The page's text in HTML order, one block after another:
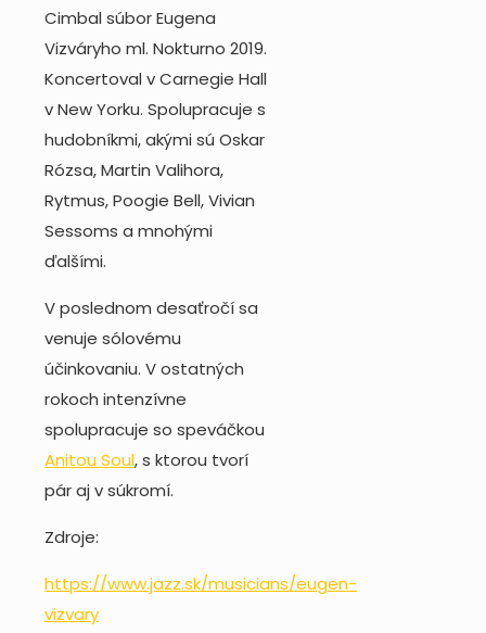
Cimbal súbor Eugena
Vizváryho ml. Nokturno 2019.
Koncertoval v Carnegie Hall
v New Yorku. Spolupracuje s
hudobníkmi, akými sú Oskar
Rózsa, Martin Valihora,
Rytmus, Poogie Bell, Vivian
Sessoms a mnohými
ďalšími.
V poslednom desaťročí sa
venuje sólovému
účinkovaniu. V ostatných
rokoch intenzívne
spolupracuje so speváčkou
Anitou Soul, s ktorou tvorí
pár aj v súkromí.
Zdroje:
https://www.jazz.sk/musicians/eugen-
vizvary